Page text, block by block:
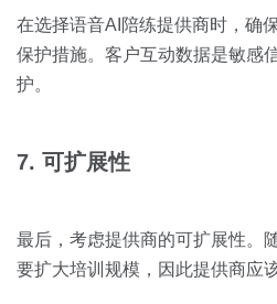
在选择语音AI陪练提供商时，确
保护措施。客户互动数据是敏感
护。
7. 可扩展性
最后，考虑提供商的可扩展性。
要扩大培训规模，因此提供商应